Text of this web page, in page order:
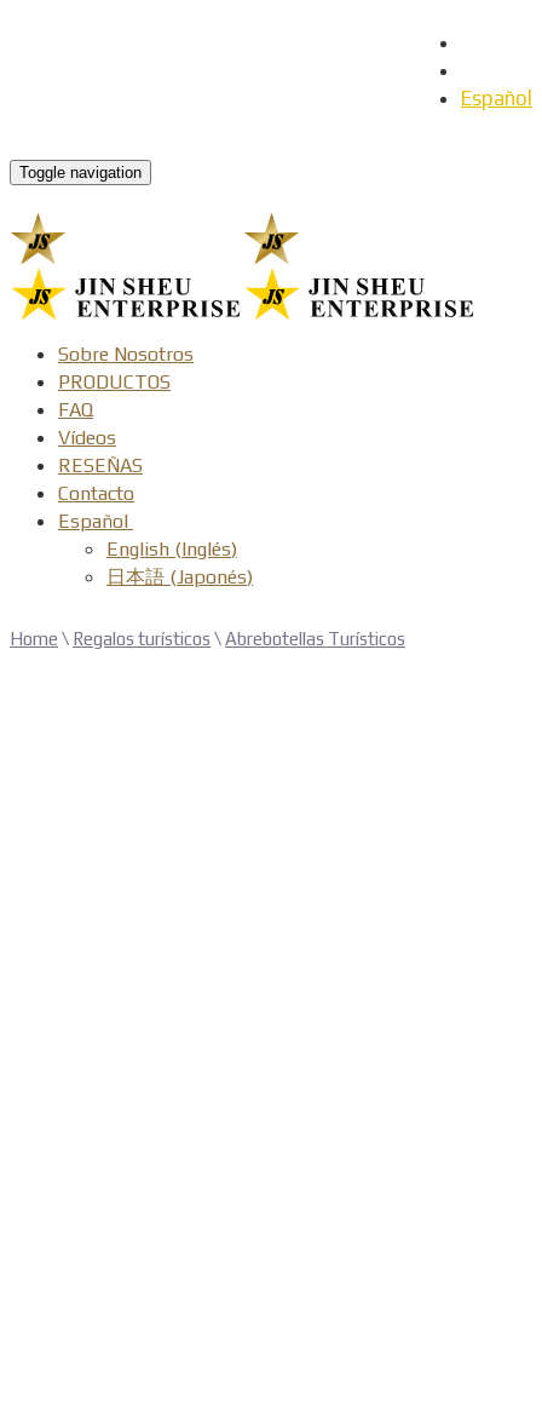
Español
Toggle navigation
Sobre Nosotros
PRODUCTOS
FAQ
Vídeos
RESEÑAS
Contacto
Español
English (Inglés)
日本語 (Japonés)
Home \ Regalos turísticos \Abrebotellas Turísticos